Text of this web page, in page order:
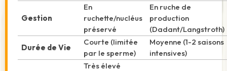
Gestion
En
ruchette/nucléus
préservé
En ruche de
production
(Dadant/Langstroth)
Durée de Vie
Courte (limitée
par le sperme)
Moyenne (1-2 saisons
intensives)
Très élevé